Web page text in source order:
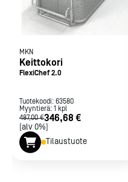
MKN
Keittokori
FlexiChef 2.0
Tuotekoodi: 63580
Myyntierä: 1 kpl
487,00 €346,68 €
[alv 0%]
Tilaustuote